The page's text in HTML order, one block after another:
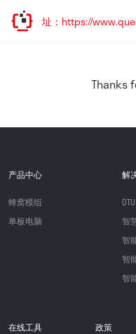
访问新址：https://
Thanks
产品中心
蜂窝模组
单板电脑
解
DTU
智
智
智
智
在线工具 政策